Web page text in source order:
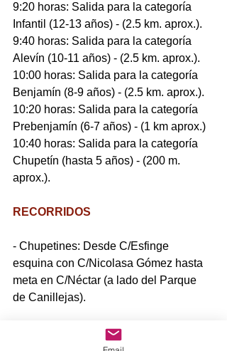
9:20 horas: Salida para la categoría
Infantil (12-13 años) - (2.5 km. aprox.).
9:40 horas: Salida para la categoría
Alevín (10-11 años) - (2.5 km. aprox.).
10:00 horas: Salida para la categoría
Benjamín (8-9 años) - (2.5 km. aprox.).
10:20 horas: Salida para la categoría
Prebenjamín (6-7 años) - (1 km aprox.)
10:40 horas: Salida para la categoría
Chupetín (hasta 5 años) - (200 m.
aprox.).
RECORRIDOS
- Chupetines: Desde C/Esfinge
esquina con C/Nicolasa Gómez hasta
meta en C/Néctar (a lado del Parque
de Canillejas).